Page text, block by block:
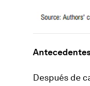
Después de